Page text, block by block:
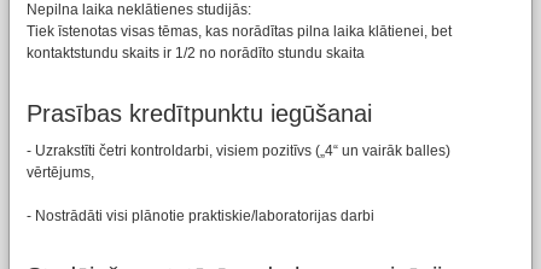
Nepilna laika neklātienes studijās:
Tiek īstenotas visas tēmas, kas norādītas pilna laika klātienei, bet
kontaktstundu skaits ir 1/2 no norādīto stundu skaita
Prasības kredītpunktu iegūšanai
- Uzrakstīti četri kontroldarbi, visiem pozitīvs („4“ un vairāk balles)
vērtējums,
- Nostrādāti visi plānotie praktiskie/laboratorijas darbi